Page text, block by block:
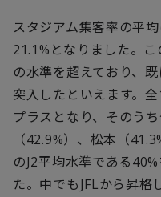
スタジアム集客率の平
21.1%となりました。こ
の水準を超えており、
突入したといえます。
プラスとなり、そのう
（42.9%）、松本（
のJ2平均水準である
た。中でもJFLから昇格